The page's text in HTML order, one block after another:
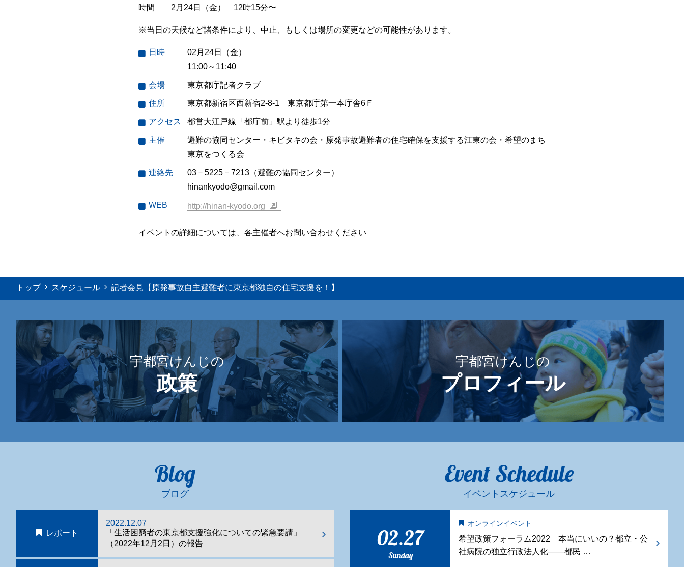
時間 2月24日（金） 12時15分〜
※当日の天候など諸条件により、中止、もしくは場所の変更などの可能性があります。
日時
02月24日（金）
11:00～11:40
会場 東京都庁記者クラブ
住所 東京都新宿区西新宿2-8-1 東京都庁第一本庁舎6Ｆ
アクセス 都営大江戸線「都庁前」駅より徒歩1分
主催
避難の協同センター・キビタキの会・原発事故避難者の住宅確保を支援する江東の会・希望のまち
東京をつくる会
連絡先
03－5225－7213（避難の協同センター）
hinankyodo@gmail.com
WEB http://hinan-kyodo.org
イベントの詳細については、各主催者へお問い合わせください
トップ スケジュール 記者会見【原発事故自主避難者に東京都独自の住宅支援を！】
宇都宮けんじの
政策
宇都宮けんじの
プロフィール
Blog
ブログ
レポート
2022.12.07
「生活困窮者の東京都支援強化についての緊急要請」
（2022年12月2日）の報告
Event Schedule
イベントスケジュール
02.27
Sunday
オンラインイベント
希望政策フォーラム2022 本当にいいの？都立・公
社病院の独立行政法人化——都民 …